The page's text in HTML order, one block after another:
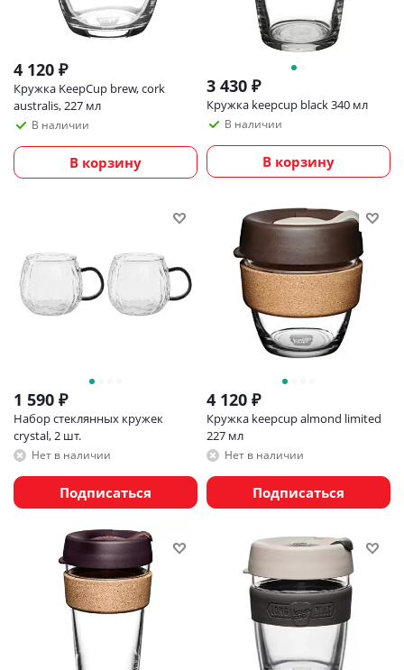
4 120 ₽
Кружка KeepCup brew, cork
australis, 227 мл
В наличии
В корзину
3 430 ₽
Кружка keepcup black 340 мл
В наличии
В корзину
1 590 ₽
Набор стеклянных кружек
crystal, 2 шт.
Нет в наличии
Подписаться
4 120 ₽
Кружка keepcup almond limited
227 мл
Нет в наличии
Подписаться